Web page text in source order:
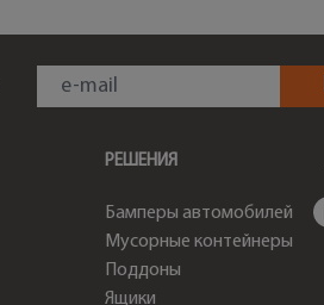
РЕШЕНИЯ
Бамперы автомобилей
Мусорные контейнеры
Поддоны
Ящики